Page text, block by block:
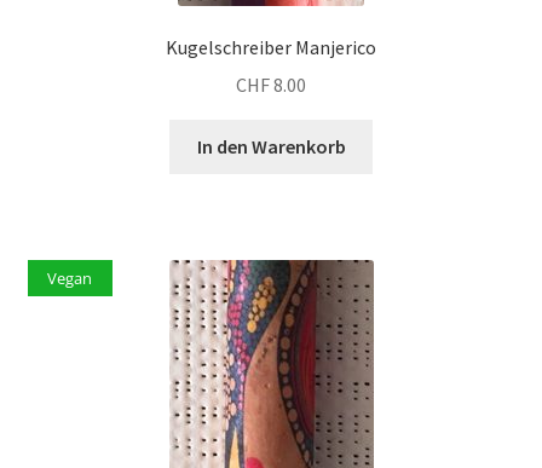
Kugelschreiber Manjerico
CHF8.00
In den Warenkorb
Vegan